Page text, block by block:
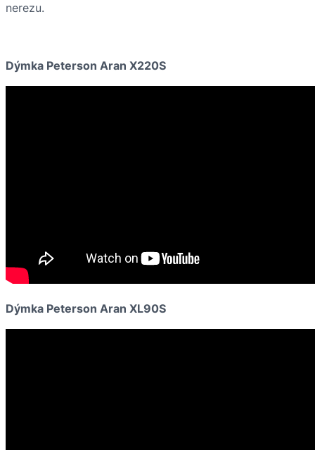
nerezu.
Dýmka Peterson Aran X220S
Dýmka Peterson Aran XL90S